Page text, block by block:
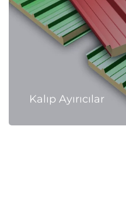
Kalıp Ayırıcılar